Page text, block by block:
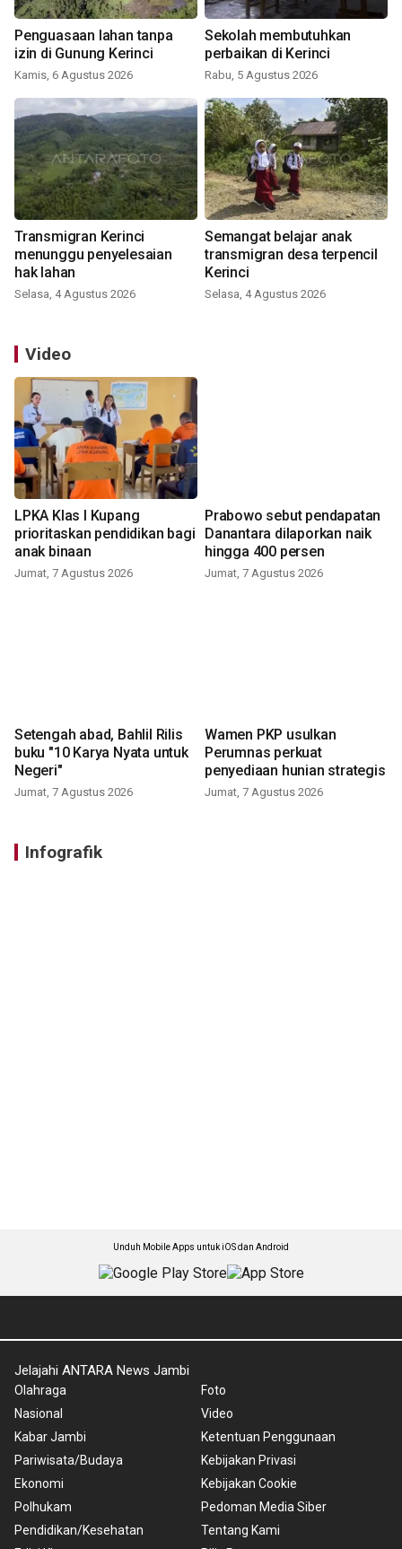
Penguasaan lahan tanpa
izin di Gunung Kerinci
Kamis, 6 Agustus 2026
Sekolah membutuhkan
perbaikan di Kerinci
Rabu, 5 Agustus 2026
Transmigran Kerinci
menunggu penyelesaian
hak lahan
Selasa, 4 Agustus 2026
Semangat belajar anak
transmigran desa terpencil
Kerinci
Selasa, 4 Agustus 2026
Video
LPKA Klas I Kupang
prioritaskan pendidikan bagi
anak binaan
Jumat, 7 Agustus 2026
Prabowo sebut pendapatan
Danantara dilaporkan naik
hingga 400 persen
Jumat, 7 Agustus 2026
Setengah abad, Bahlil Rilis
buku "10 Karya Nyata untuk
Negeri"
Jumat, 7 Agustus 2026
Wamen PKP usulkan
Perumnas perkuat
penyediaan hunian strategis
Jumat, 7 Agustus 2026
Infografik
Unduh Mobile Apps untuk iOS dan Android
Jelajahi ANTARA News Jambi
Olahraga
Nasional
Kabar Jambi
Pariwisata/Budaya
Ekonomi
Polhukam
Pendidikan/Kesehatan
Foto
Video
Ketentuan Penggunaan
Kebijakan Privasi
Kebijakan Cookie
Pedoman Media Siber
Tentang Kami